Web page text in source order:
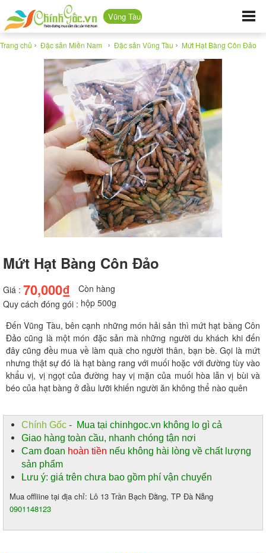
Vũng Tàu
Trang chủ › Đặc sản Miền Nam › Đặc sản Vũng Tàu › Mứt Hạt Bàng Côn Đảo
Mứt Hạt Bàng Côn Đảo
Giá : 70,000₫
Còn hàng
Quy cách đóng gói : hộp 500g
Đến Vũng Tàu, bên cạnh những món hải sản thì mứt hạt bàng Côn
Đảo cũng là một món đặc sản mà những người du khách khi đến
đây cũng đều mua về làm quà cho người thân, bạn bè. Gọi là mứt
nhưng thật sự đó là hạt bàng rang với muối hoặc với đường tùy vào
khẩu vị, vị ngọt của đường hay vị mặn của muối hòa lẫn vị bùi và
béo của hạt bàng ở đầu lưỡi khiến người ăn không thể nào quên
Chính Gốc - Mua tại chinhgoc.vn không lo gì cả
Giao hàng toàn cầu, nhanh chóng tận nơi
Cam đoan hoàn tiền nếu không hài lòng về chất lượng
sản phẩm
Lưu ý: giá trên chưa bao gồm phí vận chuyển
Mua offliine tại địa chỉ: Lô 13 Trần Bạch Đằng, TP Đà Nẵng
0901148123